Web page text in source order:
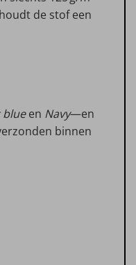
de stof een
blueen Navy—en
binnen